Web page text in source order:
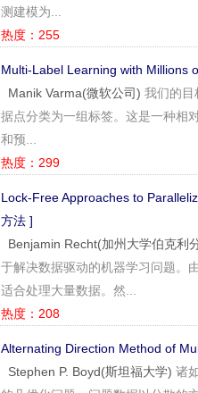
测建模为...
热度：255
Multi-Label Learning with Millions
Manik Varma(微软公司) 我们的目
据点分类为一组标签。这是一种相
和预...
热度：299
Lock-Free Approaches to
方法 ]
Benjamin Recht(加州大学伯克利
于解决数据驱动的机器学习问题。
适合处理大量数据。然...
热度：208
Alternating Direction Method of
Stephen P. Boyd(斯坦福大学) 诸